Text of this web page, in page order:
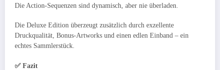
Die Action-Sequenzen sind dynamisch, aber nie überladen.
Die Deluxe Edition überzeugt zusätzlich durch exzellente
Druckqualität, Bonus-Artworks und einen edlen Einband – ein
echtes Sammlerstück.
✅ Fazit